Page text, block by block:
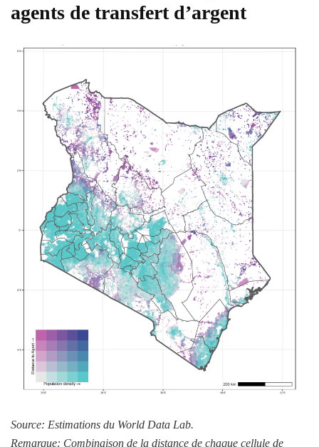
agents de transfert d’argent
Source: Estimations du World Data Lab.
Remarque: Combinaison de la distance de chaque cellule de